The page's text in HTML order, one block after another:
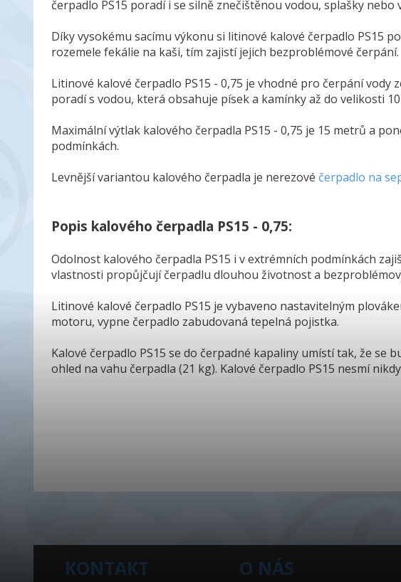
čerpadlo PS15 poradí i se silně znečištěnou vodou, splašky
Díky vysokému sacímu výkonu si litinové kalové čerpadlo PS15
rozemele fekálie na kaši, tím zajistí jejich bezproblémové čerpání.
Litinové kalové čerpadlo PS15 - 0,75 je vhodné pro čerpání vody
poradí s vodou, která obsahuje písek a kamínky až do velikosti
Maximální výtlak kalového čerpadla PS15 - 0,75 je 15 metrů a
podmínkách.
Levnější variantou kalového čerpadla je nerezové čerpadlo na
Popis kalového čerpadla PS15 - 0,75:
Odolnost kalového čerpadla PS15 i v extrémních podmínkách
vlastnosti propůjčují čerpadlu dlouhou životnost a
Litinové kalové čerpadlo PS15 je vybaveno nastavitelným
motoru, vypne čerpadlo zabudovaná tepelná pojistka.
Kalové čerpadlo PS15 se do čerpadné kapaliny umístí tak, že
ohled na vahu čerpadla (21 kg). Kalové čerpadlo PS15 nesmí
KONTAKT O NÁS